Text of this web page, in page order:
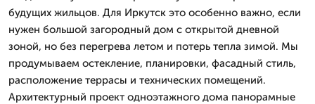
будущих жильцов. Для Иркутск это особенно важно, если
нужен большой загородный дом с открытой дневной
зоной, но без перегрева летом и потерь тепла зимой. Мы
продумываем остекление, планировки, фасадный стиль,
расположение террасы и технических помещений.
Архитектурный проект одноэтажного дома панорамные